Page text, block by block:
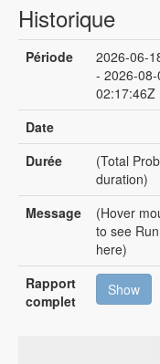
Historique
Période
2026-06-
- 2026-
02:17:46Z
Date
Durée
(Total
duration)
Message
(Hover
to see
here)
Rapport
complet
Show